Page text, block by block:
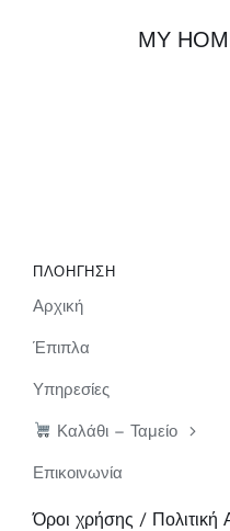
MY
ΠΛΟΗΓΗΣΗ
Αρχική
Έπιπλα
Υπηρεσίες
Καλάθι – Ταμείο
Επικοινωνία
Όροι χρήσης / Πολιτική